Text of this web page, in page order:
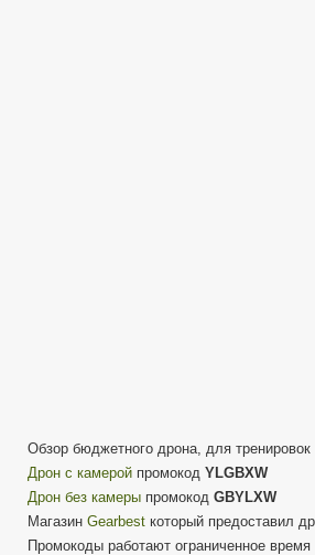
Обзор бюджетного дрона, для
Дрон с камерой промокод YLGBXW
Дрон без камеры промокод GBYLXW
Магазин Gearbest который предоставил
Промокоды работают ограниченное